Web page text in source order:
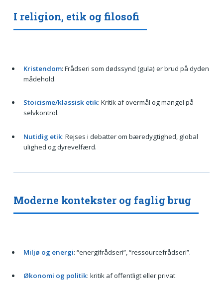
I religion, etik og filosofi
Kristendom: Frådseri som dødssynd (gula) er brud på dyden
mådehold.
Stoicisme/klassisk etik: Kritik af overmål og mangel på
selvkontrol.
Nutidig etik: Rejses i debatter om bæredygtighed, global
ulighed og dyrevelfærd.
Moderne kontekster og faglig brug
Miljø og energi: “energifrådseri”, “ressourcefrådseri”.
Økonomi og politik: kritik af offentligt eller privat